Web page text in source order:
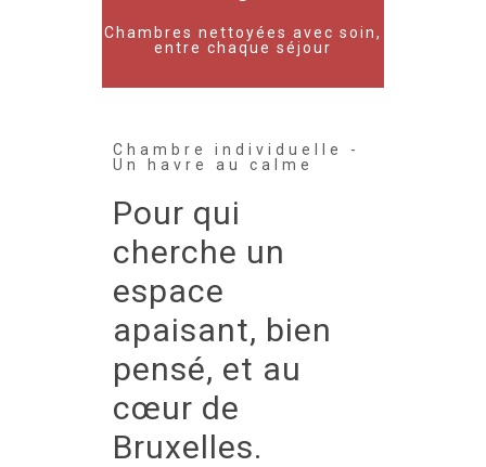
Chambre individuelle -
Un havre au calme
Pour qui
cherche un
espace
apaisant, bien
pensé, et au
cœur de
Bruxelles.
Chambres nettoyées avec soin,
entre chaque séjour